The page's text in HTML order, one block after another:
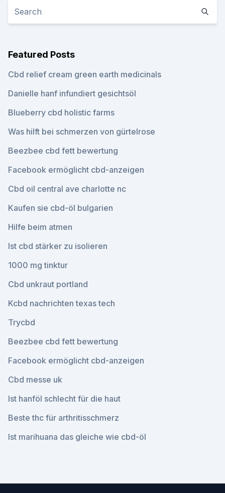
Featured Posts
Cbd relief cream green earth medicinals
Danielle hanf infundiert gesichtsöl
Blueberry cbd holistic farms
Was hilft bei schmerzen von gürtelrose
Beezbee cbd fett bewertung
Facebook ermöglicht cbd-anzeigen
Cbd oil central ave charlotte nc
Kaufen sie cbd-öl bulgarien
Hilfe beim atmen
Ist cbd stärker zu isolieren
1000 mg tinktur
Cbd unkraut portland
Kcbd nachrichten texas tech
Trycbd
Beezbee cbd fett bewertung
Facebook ermöglicht cbd-anzeigen
Cbd messe uk
Ist hanföl schlecht für die haut
Beste thc für arthritisschmerz
Ist marihuana das gleiche wie cbd-öl